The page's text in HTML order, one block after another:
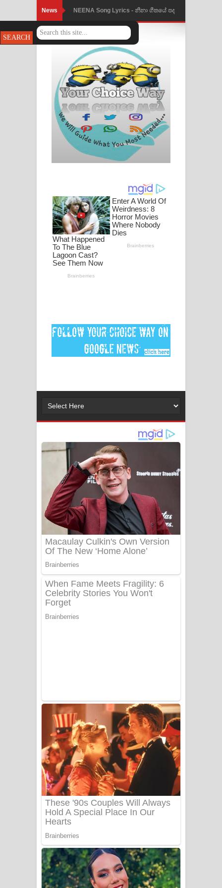
News Ahimi Wimai Himi Song Lyrics - අහිමි
විමයි හිමි ගීතයේ පද පෙළ
Mathaka Parana Song Lyrics - මතක
පාරනා ගීතයේ පද පෙළ
Nimnadhen Song Lyrics - නිම්නාදෙන්
ගීතයේ පද පෙළ
Obamai Mage Adare Song Lyrics -
ඔබමයි මගේ ආදරේ ගීතයේ පද පෙළ
ගීතයේ පද පෙළ
Ankeliya Song Lyrics - අංකෙළිය ගීතයේ
පද පෙළ
DEAR GOD Song Lyrics - ඩියර් ගෝඩ්
මනමාල කතා ගීතයේ පද පෙළ
Dai Dai Lyrics - Shakira, Burna Boy |
අම්මා ගීතයේ පද පෙළ
ගීතයේ පද පෙළ
Niwuna Numba Hinda Song Lyrics -
නිවුනා නුඹ හින්දා ගීතයේ පද පෙළ
Numba Dun Aadare Song Lyrics - නුඹ
දුන් ආදරේ ගීතයේ පද පෙළ
Liyamuda Dan Anagathe Song Lyrics
Doni Song Lyrics - දෝණි ගීතයේ පද
පෙළ
Adare Wadi Nisa Song Lyrics - ආදරේ
වැඩි නිසා ගීතයේ පද පෙළ
UNUHUMA Song Lyrics - උණුහුම
ගීතයේ පද පෙළ
Katakara Song Lyrics - කටකාර ගීතයේ
යායේ දිලෙනා ගීතයේ පද පෙළ
Ow Man Sosa Song Lyrics - ඔව් මං